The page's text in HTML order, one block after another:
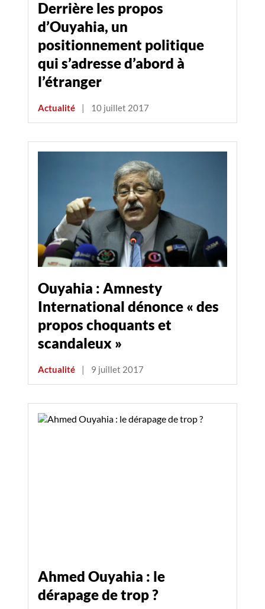
Derrière les propos
d’Ouyahia, un
positionnement politique
qui s’adresse d’abord à
l’étranger
Actualité | 10 juillet 2017
Ouyahia : Amnesty
International dénonce « des
propos choquants et
scandaleux »
Actualité | 9 juillet 2017
Ahmed Ouyahia : le
dérapage de trop ?